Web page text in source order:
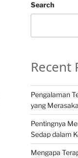
Search
Recent
Pengalaman
yang
Pentingnya
Sedap dalam
Mengapa